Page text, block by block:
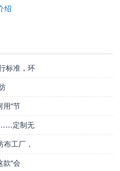
绍
标准，环
“节
定制无
工厂，
款“会